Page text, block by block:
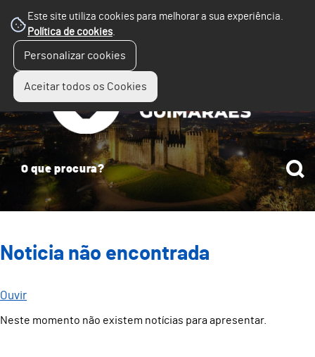
Este site utiliza cookies para melhorar a sua experiência.
Política de cookies.
Personalizar cookies
Aceitar todos os Cookies
Noticia não encontrada
Ouvir
Neste momento não existem notícias para apresentar.